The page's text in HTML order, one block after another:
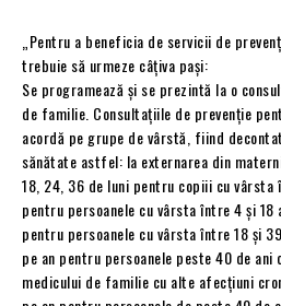
„Pentru a beneficia de servicii de
trebuie să urmeze câțiva pași:
Se programează și se prezintă la o
de familie. Consultațiile de prevenție
acordă pe grupe de vârstă, fiind
sănătate astfel: la externarea din
18, 24, 36 de luni pentru copiii cu vârsta
pentru persoanele cu vârsta între 4 și 18
pentru persoanele cu vârsta între 18 și
pe an pentru persoanele peste 40 de ani
medicului de familie cu alte afecțiuni